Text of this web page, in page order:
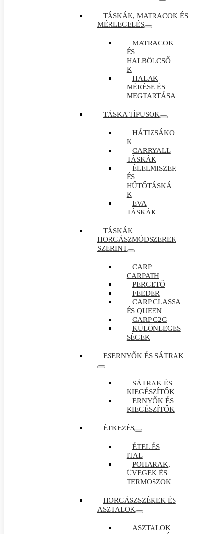
TÁSKÁK, MATRACOK ÉS
MÉRLEGELÉS
MATRACOK
ÉS
HALBÖLCSŐ
K
HALAK
MÉRÉSE ÉS
MEGTARTÁSA
TÁSKA TÍPUSOK
HÁTIZSÁKO
K
CARRYALL
TÁSKÁK
ÉLELMISZER
ÉS
HŰTŐTÁSKÁ
K
EVA
TÁSKÁK
TÁSKÁK
HORGÁSZMÓDSZEREK
SZERINT
CARP
CARPATH
PERGETŐ
FEEDER
CARP CLASSA
ÉS QUEEN
CARP C2G
KÜLÖNLEGES
SÉGEK
ESERNYŐK ÉS SÁTRAK
SÁTRAK ÉS
KIEGÉSZÍTŐK
ERNYŐK ÉS
KIEGÉSZÍTŐK
ÉTKEZÉS
ÉTEL ÉS
ITAL
POHARAK,
ÜVEGEK ÉS
TERMOSZOK
HORGÁSZSZÉKEK ÉS
ASZTALOK
ASZTALOK